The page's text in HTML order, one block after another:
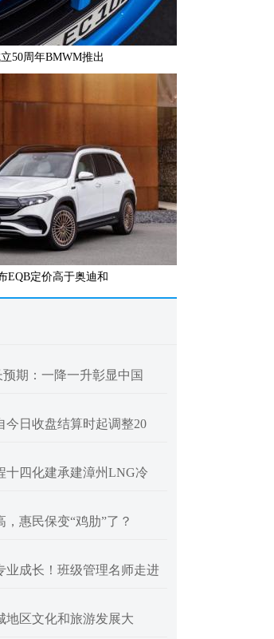
50周年BMWM推出
EQB定价高于奥迪和
期：一降一升彰显中国
今日收盘结算时起调整20
十四化建承建漳州LNG冷
，惠民保变“鸡肋”了？
业成长！班级管理名师走进
地区文化和旅游发展大